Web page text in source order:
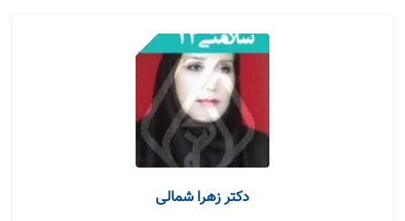
دکتر زهرا شمالی